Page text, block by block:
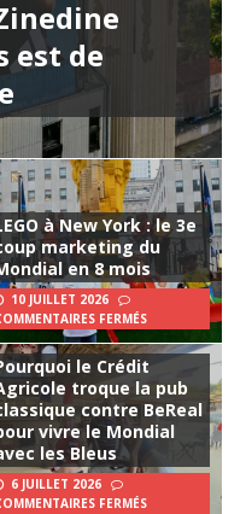
est de
à New York : le 3e
marketing du
en 8 mois
10 JUILLET 2026
FERMÉS
le Crédit
troque la pub
contre BeReal
vivre le Mondial
les Bleus
6 JUILLET 2026
FERMÉS